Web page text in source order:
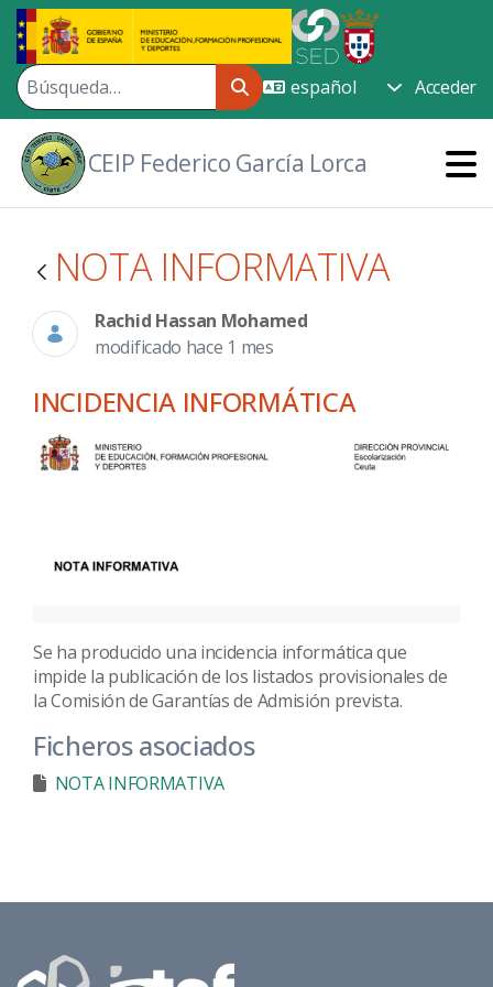
Saltar al contenido principal
Acceder
CEIP Federico García Lorca
NOTA INFORMATIVA
Rachid Hassan Mohamed
modificado hace 1 mes
INCIDENCIA INFORMÁTICA
Se ha producido una incidencia informática que
impide la publicación de los listados provisionales de
la Comisión de Garantías de Admisión prevista.
Ficheros asociados
NOTA INFORMATIVA